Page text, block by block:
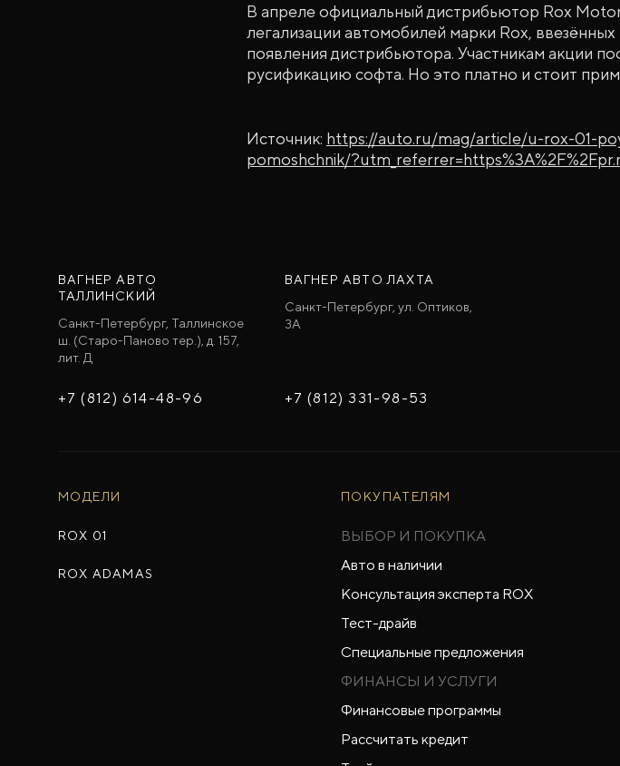
В апреле официальный дистрибьютор Rox
легализации автомобилей марки Rox,
появления дистрибьютора. Участникам акции
русификацию софта. Но это платно и стоит
Источник: https://auto.ru/mag/article/u-rox-01-
pomoshchnik/
ВАГНЕР АВТО
ТАЛЛИНСКИЙ
Санкт-Петербург, Таллинское
ш. (Старо-Паново тер.), д. 157,
лит. Д
+7 (812) 614-48-96
ВАГНЕР АВТО ЛАХТА
Санкт-Петербург, ул. Оптиков,
3A
+7 (812) 331-98-53
МОДЕЛИ
ROX 01
ROX ADAMAS
ПОКУПАТЕЛЯМ
ВЫБОР И ПОКУПКА
Авто в наличии
Консультация эксперта ROX
Тест-драйв
Специальные предложения
ФИНАНСЫ И УСЛУГИ
Финансовые программы
Рассчитать кредит